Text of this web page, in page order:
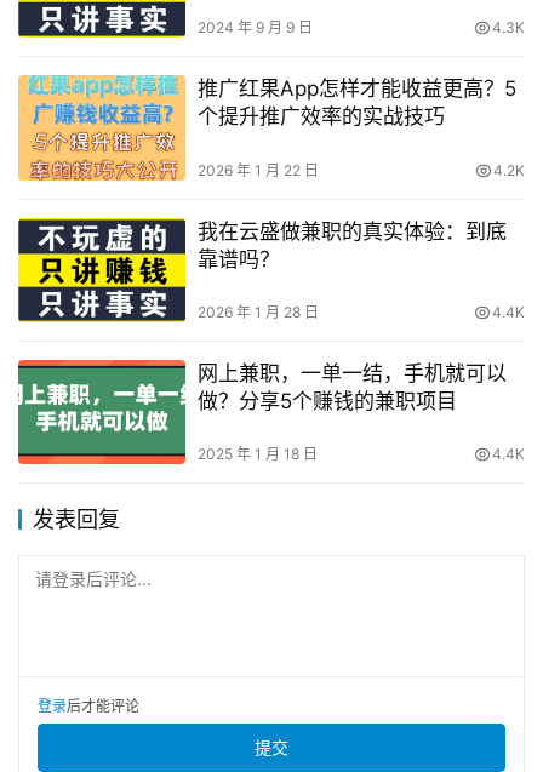
2024 年 9 月 9 日 4.3K
推广红果App怎样才能收益更高？5
个提升推广效率的实战技巧
2026 年 1 月 22 日 4.2K
我在云盛做兼职的真实体验：到底
靠谱吗？
2026 年 1 月 28 日 4.4K
网上兼职，一单一结，手机就可以
做？分享5个赚钱的兼职项目
2025 年 1 月 18 日 4.4K
发表回复
请登录后评论...
登录后才能评论
提交